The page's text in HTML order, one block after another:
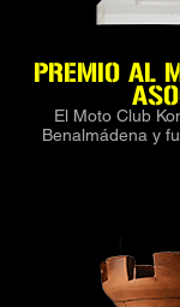
PREMIO AL
El Moto Club
Benalmádena y